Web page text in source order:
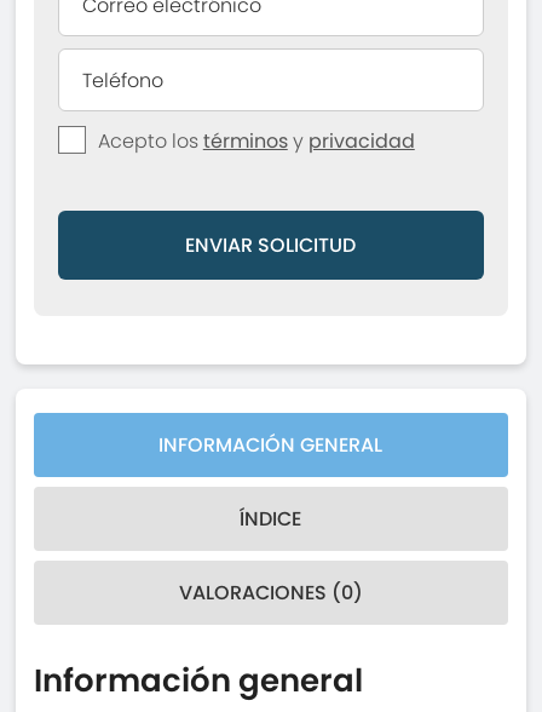
Acepto lostérminosy privacidad
ENVIAR SOLICITUD
INFORMACIÓN GENERAL
ÍNDICE
VALORACIONES (0)
Información general